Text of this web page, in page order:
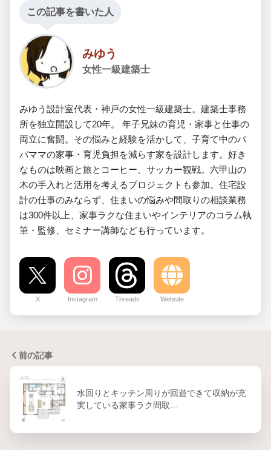
この記事を書いた人
みゆう
女性一級建築士
みゆう設計室代表・神戸の女性一級建築士。建築士事務
所を独立開設して20年。 年子兄妹の育児・家事と仕事の
両立に奮闘。その悩みと経験を活かして、子育て中のパ
パママの家事・育児負担を減らす家を設計します。好き
なものは映画と旅とコーヒー、サッカー観戦。六甲山の
木の手入れと活用を考えるプロジェクトも参加。住宅設
計の仕事のみならず、住まいの悩みや間取りの相談業務
は300件以上、家事ラクな住まいやインテリアのコラム執
筆・監修、セミナー講師なども行っています。
X Instagram Threads Website
前の記事
水回りとキッチン周りが回遊できて収納が充
実している家事ラク間取…